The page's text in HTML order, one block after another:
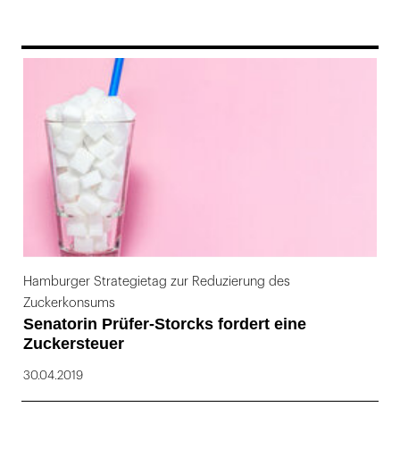
Hamburger Strategietag zur Reduzierung des
Zuckerkonsums
Senatorin Prüfer-Storcks fordert eine
Zuckersteuer
30.04.2019